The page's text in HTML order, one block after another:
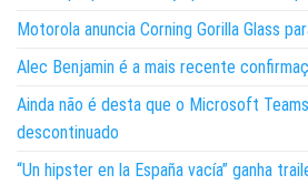
Motorola anuncia Corning Gorilla Glass
Alec Benjamin é a mais recente
Ainda não é desta que o Microsoft
descontinuado
“Un hipster en la España vacía” ganha